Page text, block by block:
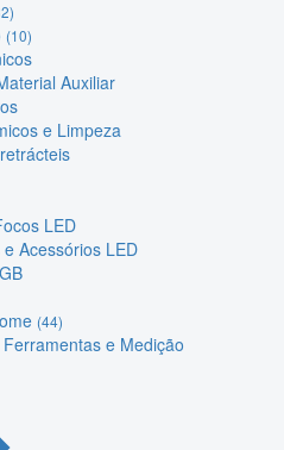
(10)
Auxiliar
e Limpeza
LED
Acessórios LED
(44)
Ferramentas e Medição